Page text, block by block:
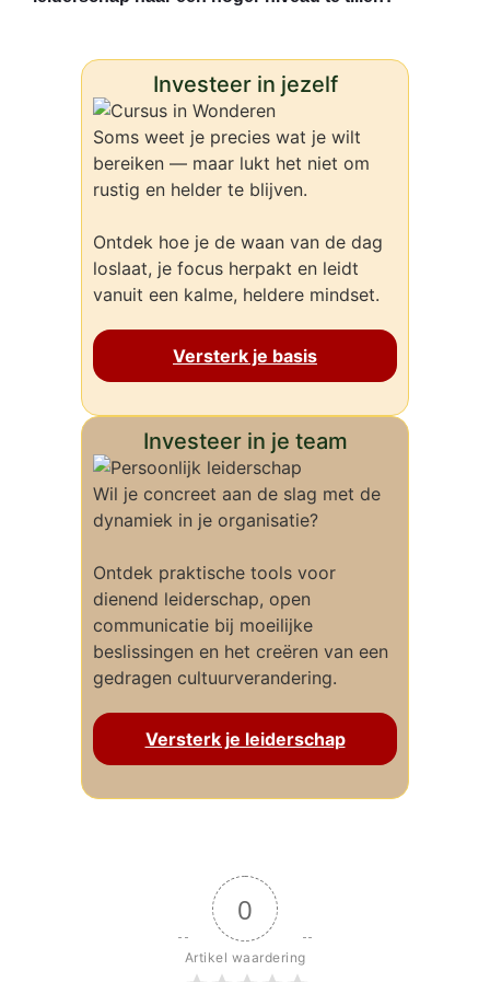
Investeer in jezelf
Soms weet je precies wat je wilt
bereiken — maar lukt het niet om
rustig en helder te blijven.
Ontdek hoe je de waan van de dag
loslaat, je focus herpakt en leidt
vanuit een kalme, heldere mindset.
Versterk je basis
Investeer in je team
Wil je concreet aan de slag met de
dynamiek in je organisatie?
Ontdek praktische tools voor
dienend leiderschap, open
communicatie bij moeilijke
beslissingen en het creëren van een
gedragen cultuurverandering.
Versterk je leiderschap
0
Artikel waardering